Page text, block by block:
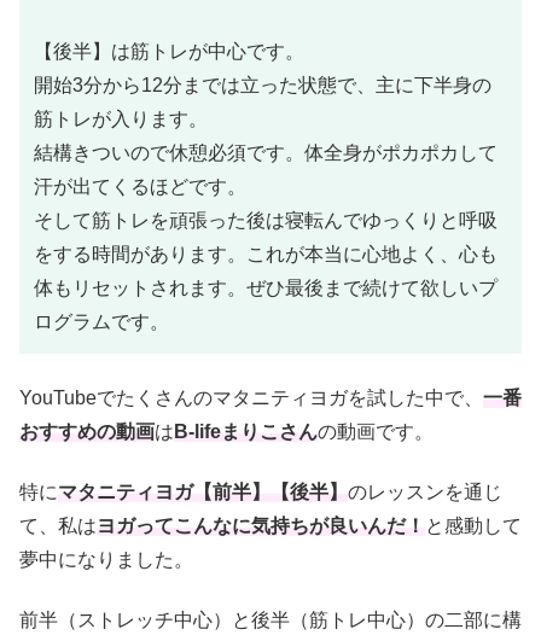
【後半】は筋トレが中心です。
開始3分から12分までは立った状態で、主に下半身の
筋トレが入ります。
結構きついので休憩必須です。体全身がポカポカして
汗が出てくるほどです。
そして筋トレを頑張った後は寝転んでゆっくりと呼吸
をする時間があります。これが本当に心地よく、心も
体もリセットされます。 ぜひ最後まで続けて欲しいプ
ログラムです。
YouTubeでたくさんのマタニティヨガを試した中で、 一番
おすすめの動画は B-lifeまりこさんの動画です。
特にマタニティヨガ【前半】【後半】 のレッスンを通じ
て、私はヨガってこんなに気持ちが良いんだ！ と感動して
夢中になりました。
前半（ストレッチ中心）と後半（筋トレ中心）の二部に構